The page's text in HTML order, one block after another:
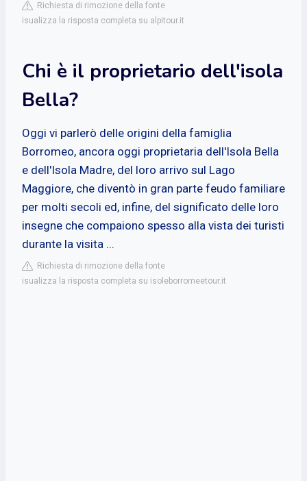
Richiesta di rimozione della fonte
isualizza la risposta completa su alpitour.it
Chi è il proprietario dell'isola
Bella?
Oggi vi parlerò delle origini della famiglia
Borromeo, ancora oggi proprietaria dell'Isola Bella
e dell'Isola Madre, del loro arrivo sul Lago
Maggiore, che diventò in gran parte feudo familiare
per molti secoli ed, infine, del significato delle loro
insegne che compaiono spesso alla vista dei turisti
durante la visita ...
Richiesta di rimozione della fonte
isualizza la risposta completa su isoleborromeetour.it